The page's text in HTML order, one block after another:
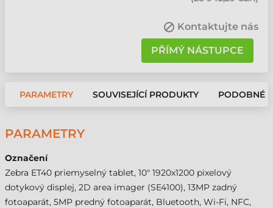
Kontaktujte nás
PŘÍMÝ NÁSTUPCE
PARAMETRY SOUVISEJÍCÍ PRODUKTY PODOBNÉ
PARAMETRY
Označení
Zebra ET40 priemyselný tablet, 10" 1920x1200 pixelový
dotykový displej, 2D area imager (SE4100), 13MP zadný
fotoaparát, 5MP predný fotoaparát, Bluetooth, Wi-Fi, NFC,